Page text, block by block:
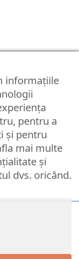
rezervate. ™
informațiile
pentru a
și pentru
mai multe
și
dvs. oricând.